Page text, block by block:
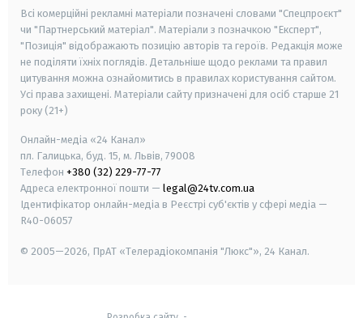
Всі комерційні рекламні матеріали позначені словами "Спецпроєкт"
чи "Партнерський матеріал". Матеріали з позначкою "Експерт",
"Позиція" відображають позицію авторів та героїв. Редакція може
не поділяти їхніх поглядів. Детальніше щодо реклами та правил
цитування можна ознайомитись в правилах користування сайтом.
Усі права захищені. Матеріали сайту призначені для осіб старше 21
року (21+)
Онлайн-медіа «24 Канал»
пл. Галицька, буд. 15, м. Львів, 79008
Телефон +380 (32) 229-77-77
Адреса електронної пошти — legal@24tv.com.ua
Ідентифікатор онлайн-медіа в Реєстрі суб'єктів у сфері медіа —
R40-06057
© 2005—2026, ПрАТ «Телерадіокомпанія "Люкс"», 24 Канал.